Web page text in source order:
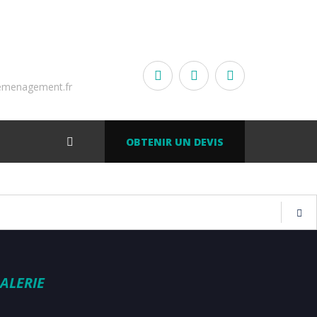
OBTENIR UN DEVIS